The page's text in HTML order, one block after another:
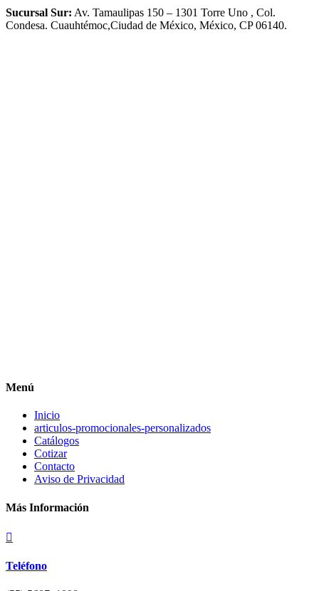
Sucursal Sur: Av. Tamaulipas 150 – 1301 Torre Uno , Col.
Condesa. Cuauhtémoc,Ciudad de México, México, CP 06140.
Menú
Inicio
articulos-promocionales-personalizados
Catálogos
Cotizar
Contacto
Aviso de Privacidad
Más Información

Teléfono